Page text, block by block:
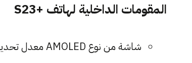
المقومات الداخلية لهاتف +S23
شاشة من نوع AMOLED معدل تحديث 120Hz قياس 6.6 إنش وأبعاد 1080x2340